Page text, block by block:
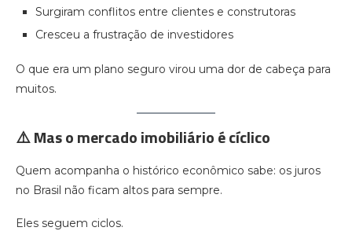
Surgiram conflitos entre clientes e construtoras
Cresceu a frustração de investidores
O que era um plano seguro virou uma dor de cabeça para
muitos.
⚠️ Mas o mercado imobiliário é cíclico
Quem acompanha o histórico econômico sabe: os juros
no Brasil não ficam altos para sempre.
Eles seguem ciclos.